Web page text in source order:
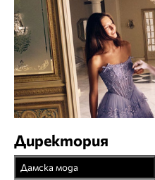
Директория
Дамска мода